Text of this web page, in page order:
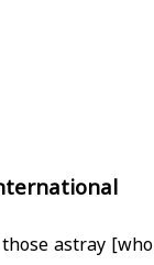
astray